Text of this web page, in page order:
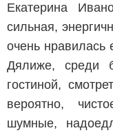
Екатерина
сильная,
очень
Дялиже, среди
гостиной,
вероятно,
шумные,